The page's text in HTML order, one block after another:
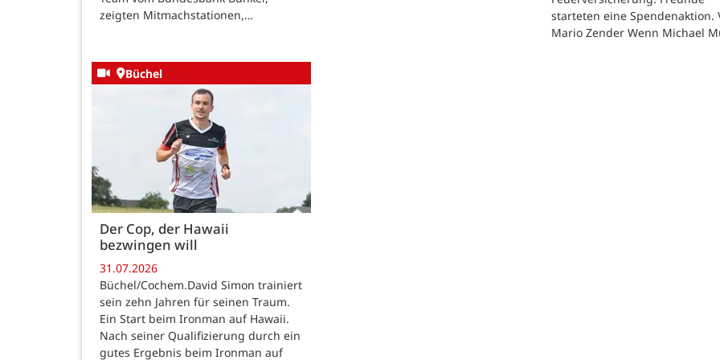
zeigten Mitmachstationen,…
starteten eine Spendenaktion.
Mario Zender Wenn Michael
Büchel
Der Cop, der Hawaii
bezwingen will
31.07.2026
Büchel/Cochem.David Simon trainiert
sein zehn Jahren für seinen Traum.
Ein Start beim Ironman auf Hawaii.
Nach seiner Qualifizierung durch ein
gutes Ergebnis beim Ironman auf